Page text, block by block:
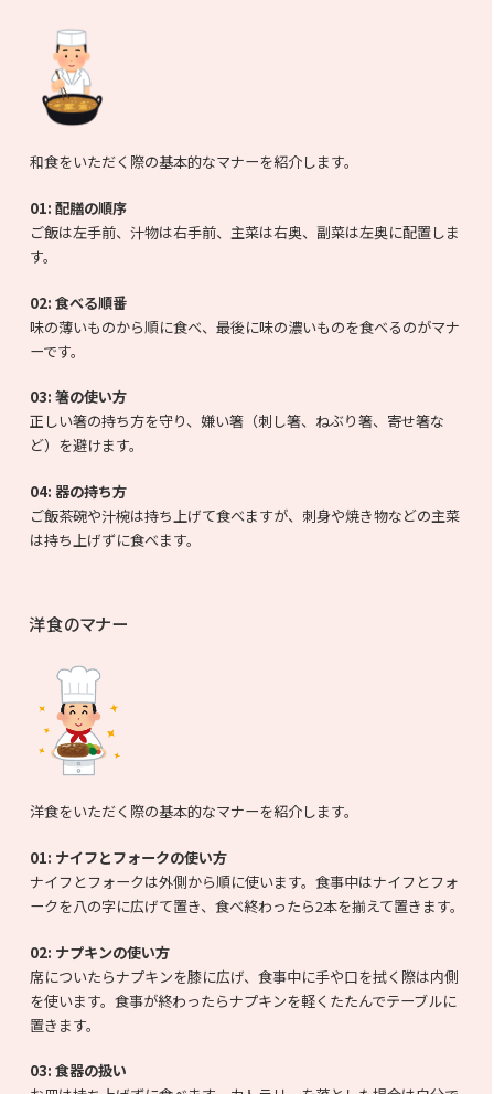
和食をいただく際の基本的なマナーを紹介します。
01: 配膳の順序
ご飯は左手前、汁物は右手前、主菜は右奥、副菜は左奥に配置しま
す。
02: 食べる順番
味の薄いものから順に食べ、最後に味の濃いものを食べるのがマナ
ーです。
03: 箸の使い方
正しい箸の持ち方を守り、嫌い箸（刺し箸、ねぶり箸、寄せ箸な
ど）を避けます。
04: 器の持ち方
ご飯茶碗や汁椀は持ち上げて食べますが、刺身や焼き物などの主菜
は持ち上げずに食べます。
洋食のマナー
洋食をいただく際の基本的なマナーを紹介します。
01: ナイフとフォークの使い方
ナイフとフォークは外側から順に使います。食事中はナイフとフォ
ークを八の字に広げて置き、食べ終わったら2本を揃えて置きます。
02: ナプキンの使い方
席についたらナプキンを膝に広げ、食事中に手や口を拭く際は内側
を使います。食事が終わったらナプキンを軽くたたんでテーブルに
置きます。
03: 食器の扱い